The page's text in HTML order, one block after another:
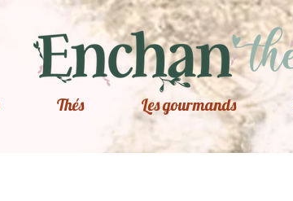
Thés Les gourmands